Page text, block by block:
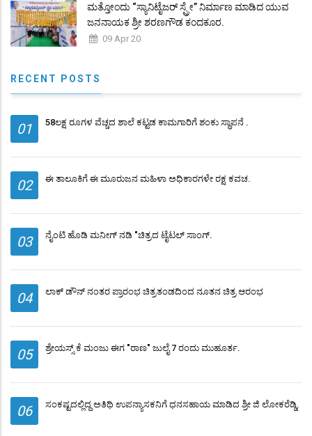
ಮತ್ತೋಂದು “ಸ್ಯಾನಿಟೈಜರ್ ಸ್ಪ್ರೇ” ನಿರ್ಮಾಣ ಮಾಡಿದ ಯುವ
ಜನನಾಯಕ ಶ್ರೀ ಶರಣಗೌಡ ಕಂದಕೂರ.
09 Apr 20
RECENT POSTS
01 58ಲಕ್ಷ ರೂಗಳ ವೆಚ್ಚದ ಶಾಲೆ ಕಟ್ಟಡ ಕಾಮಗಾರಿಗೆ ಶಂಕು ಸ್ಥಾಪನೆ .
02 ಈ ತಾಲೂಕಿಗೆ ಈ ಮೂರುಜನ ಮಹಿಳಾ ಅಧಿಕಾರಗಳೇ ರಕ್ಷ ಕವಚ.
03 ನೈಂಟಿ ಹೊಡಿ ಮನೀಗ್ ನಡಿ "ಚಿತ್ರದ ಟೈಟಲ್ ಸಾಂಗ್.
04 ಲಾಕ್ ಡೌನ್ ನಂತರ ಪ್ರಾರಂಭ ಚಿತ್ರತಂಡದಿಂದ ನೂತನ ಚಿತ್ರ ಆರಂಭ
05 ಶ್ರೇಯಸ್ಸ್ ಕೆ ಮಂಜು ಈಗ "ರಾಣ" ಜುಲೈ 7 ರಂದು ಮುಹೂರ್ತ.
06 ಸಂಕಷ್ಟದಲ್ಲಿದ್ದ ಅತಿಥಿ ಉಪನ್ಯಾಸಕನಿಗೆ ಧನಸಹಾಯ ಮಾಡಿದ ಶ್ರೀ ಜಿ ಲೋಕರೆಡ್ಡಿ.